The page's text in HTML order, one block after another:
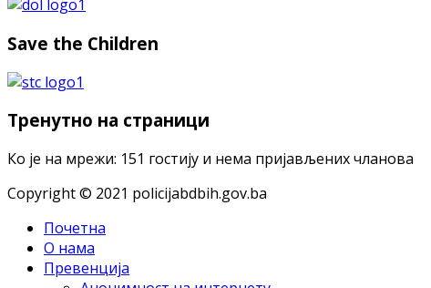
Save the Children
Тренутно на страници
Ко је на мрежи: 151 гостију и нема пријављених чланова
Copyright © 2021 policijabdbih.gov.ba
Почетна
O нама
Прeвeнциja